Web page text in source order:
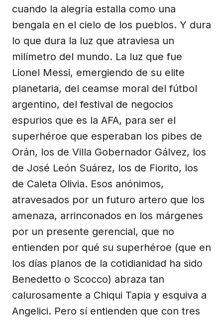
cuando la alegría estalla como una
bengala en el cielo de los pueblos. Y dura
lo que dura la luz que atraviesa un
milímetro del mundo. La luz que fue
Lionel Messi, emergiendo de su elite
planetaria, del ceamse moral del fútbol
argentino, del festival de negocios
espurios que es la AFA, para ser el
superhéroe que esperaban los pibes de
Orán, los de Villa Gobernador Gálvez, los
de José León Suárez, los de Fiorito, los
de Caleta Olivia. Esos anónimos,
atravesados por un futuro artero que los
amenaza, arrinconados en los márgenes
por un presente gerencial, que no
entienden por qué su superhéroe (que en
los días planos de la cotidianidad ha sido
Benedetto o Scocco) abraza tan
calurosamente a Chiqui Tapia y esquiva a
Angelici. Pero sí entienden que con tres